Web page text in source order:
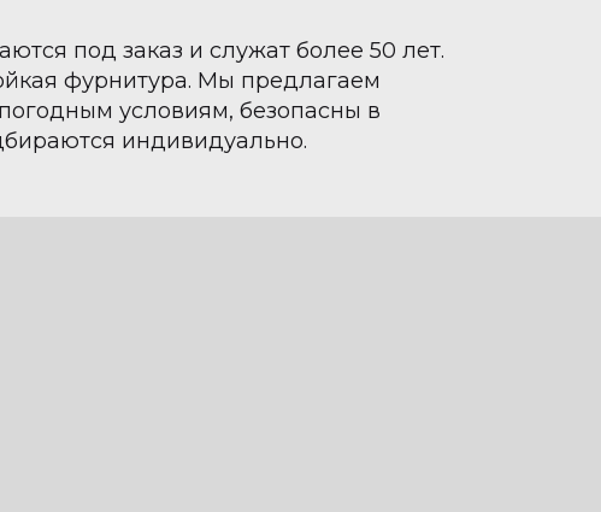
под заказ и служат более 50 лет.
фурнитура. Мы предлагаем
условиям, безопасны в
индивидуально.